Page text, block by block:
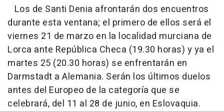
Los de Santi Denia afrontarán dos encuentros
durante esta ventana; el primero de ellos será el
viernes 21 de marzo en la localidad murciana de
Lorca ante República Checa (19.30 horas) y ya el
martes 25 (20.30 horas) se enfrentarán en
Darmstadt a Alemania. Serán los últimos duelos
antes del Europeo de la categoría que se
celebrará, del 11 al 28 de junio, en Eslovaquia.